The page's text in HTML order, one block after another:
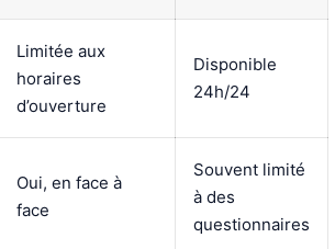
Limitée aux
horaires
d’ouverture
Disponible
24h/24
Oui, en face à
face
Souvent limité
à des
questionnaires